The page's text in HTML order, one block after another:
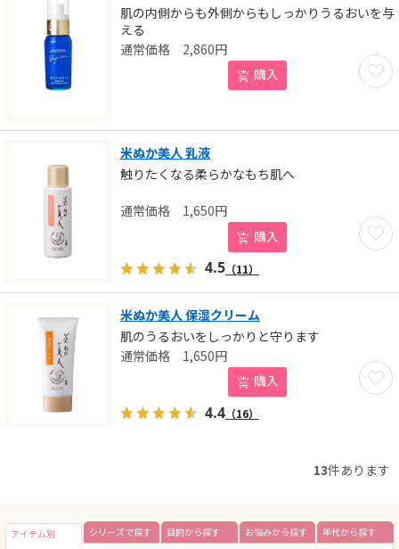
肌の内側からも外側からもしっかりうるおいを与
える
お気
2,860円
購入
米ぬか美人 乳液
触りたくなる柔らかなもち肌へ
お気
1,650円
購入
4.5 （11）
米ぬか美人 保湿クリーム
肌のうるおいをしっかりと守ります
お気
1,650円
購入
4.4 （16）
13件あります
アイテム別 シリーズで探す 目的から探す お悩みから探す 年代から探す